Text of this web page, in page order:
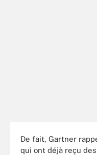
De fait, Gartner
qui ont déjà reçu